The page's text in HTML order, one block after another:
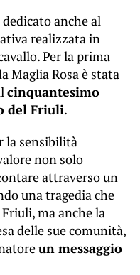
anche al
realizzata in
Per la prima
Maglia Rosa è stata
cinquantesimo
del Friuli.
la sensibilità
non solo
attraverso un
una tragedia che
ma anche la
delle sue comunità,
un messaggio